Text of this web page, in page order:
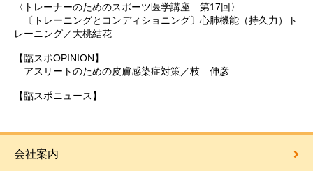
〈トレーナーのためのスポーツ医学講座 第17回〉
〔トレーニングとコンディショニング〕心肺機能（持久力）ト
レーニング／大桃結花
【臨スポOPINION】
アスリートのための皮膚感染症対策／枝 伸彦
【臨スポニュース】
会社案内